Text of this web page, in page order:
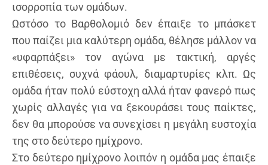
ισορροπία των ομάδων.
Ωστόσο το Βαρθολομιό δεν έπαιξε το μπάσκετ
που παίζει μια καλύτερη ομάδα, θέλησε μάλλον να
«υφαρπάξει» τον αγώνα με τακτική, αργές
επιθέσεις, συχνά φάουλ, διαμαρτυρίες κλπ. Ως
ομάδα ήταν πολύ εύστοχη αλλά ήταν φανερό πως
χωρίς αλλαγές για να ξεκουράσει τους παίκτες,
δεν θα μπορούσε να συνεχίσει η μεγάλη ευστοχία
της στο δεύτερο ημίχρονο.
Στο δεύτερο ημίχρονο λοιπόν η ομάδα μας έπαιξε